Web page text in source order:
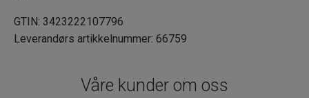
GTIN: 3423222107796
Leverandørs artikkelnummer: 66759
Våre kunder om oss